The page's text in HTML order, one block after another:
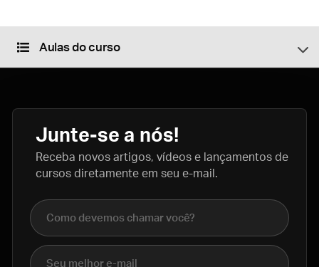
Aulas do curso
Junte-se a nós!
Receba novos artigos, vídeos e lançamentos de
cursos diretamente em seu e-mail.
Nome completo
E-mail